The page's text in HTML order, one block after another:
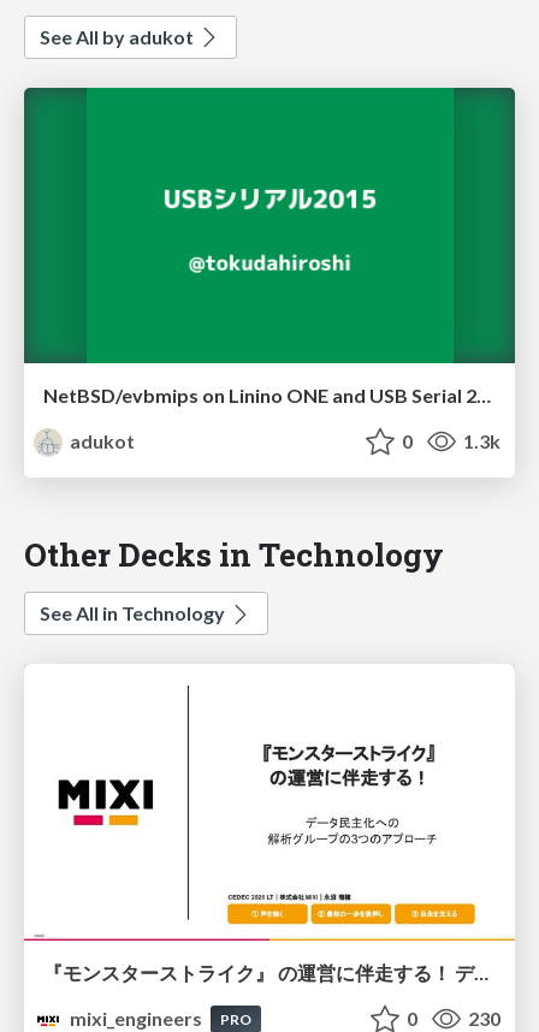
See All by adukot
NetBSD/evbmips on Linino ONE and USB Serial 2015
adukot
0 1.3k
Other Decks in Technology
See All in Technology
『モンスターストライク』 の運営に伴走する！ データ民主化への 解析グループの3つのアプローチ
mixi_engineers
PRO 0 230